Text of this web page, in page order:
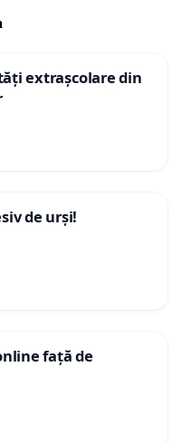
extrașcolare din
de urși!
față de